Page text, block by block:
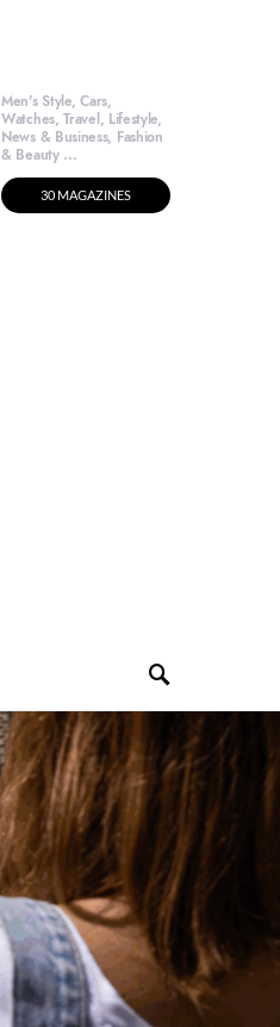
Men's Style, Cars,
Watches, Travel, Lifestyle,
News & Business, Fashion
& Beauty ...
30 MAGAZINES